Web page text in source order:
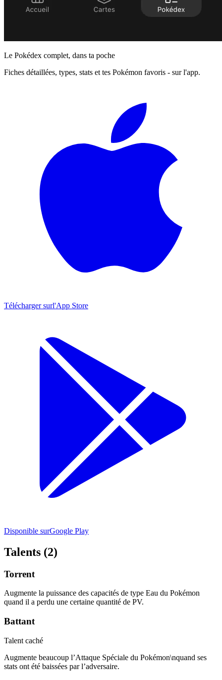
Le Pokédex complet, dans ta poche
Fiches détaillées, types, stats et tes Pokémon favoris - sur l'app.
Télécharger surl'App Store
Disponible surGoogle Play
Talents (2)
Torrent
Augmente la puissance des capacités de type Eau du Pokémon
quand il a perdu une certaine quantité de PV.
Battant
Talent caché
Augmente beaucoup l’Attaque Spéciale du Pokémon\nquand ses
stats ont été baissées par l’adversaire.